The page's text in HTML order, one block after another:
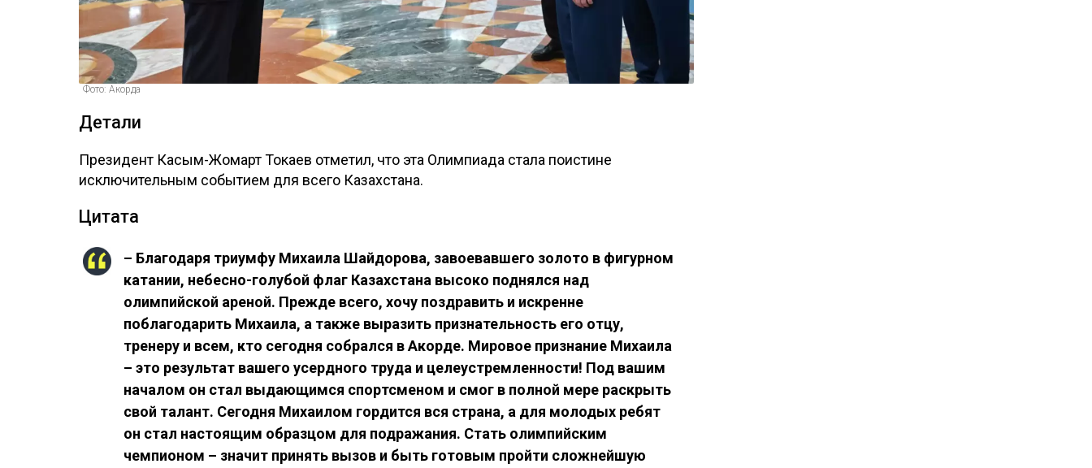
Фото: Акорда
Детали
Президент Касым-Жомарт Токаев отметил, что эта Олимпиада стала поистине
исключительным событием для всего Казахстана.
Цитата
– Благодаря триумфу Михаила Шайдорова, завоевавшего золото в фигурном
катании, небесно-голубой флаг Казахстана высоко поднялся над
олимпийской ареной. Прежде всего, хочу поздравить и искренне
поблагодарить Михаила, а также выразить признательность его отцу,
тренеру и всем, кто сегодня собрался в Акорде. Мировое признание Михаила
– это результат вашего усердного труда и целеустремленности! Под вашим
началом он стал выдающимся спортсменом и смог в полной мере раскрыть
свой талант. Сегодня Михаилом гордится вся страна, а для молодых ребят
он стал настоящим образцом для подражания. Стать олимпийским
чемпионом – значит принять вызов и быть готовым пройти сложнейшую